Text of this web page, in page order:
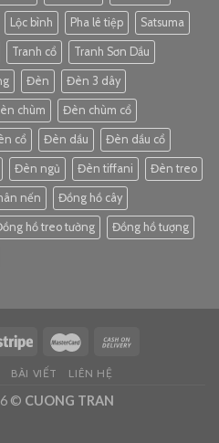
Lộc bình Pha lê tiệp Satsuma
Tranh cổ Tranh Sơn Dầu
Đèn Đèn 3 dây
chùm Đèn chùm cổ
cổ Đèn dầu Đèn dầu cổ
Đèn ngủ Đèn tiffani Đèn treo
nến Đồng hồ cây
hồ treo tường Đồng hồ tượng
BÀI VIẾT LIÊN HỆ
© CUONG TRAN